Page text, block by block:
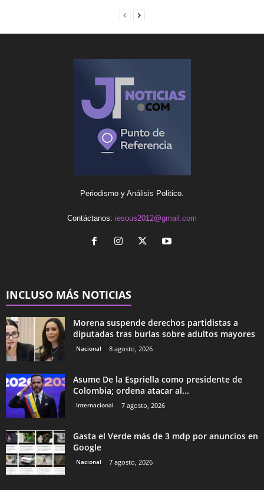
Periodismo y Análisis Politico.
Contáctanos: iesous2012@gmail.com
INCLUSO MÁS NOTICIAS
Morena suspende derechos partidistas a
diputadas tras burlas sobre adultos mayores
Nacional 8 agosto, 2026
Asume De la Espriella como presidente de
Colombia; ordena atacar al...
Internacional 7 agosto, 2026
Gasta el Verde más de 3 mdp por anuncios en
Google
Nacional 7 agosto, 2026